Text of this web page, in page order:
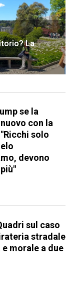
La
se la
con la
solo
devono
sul caso
stradale
morale a due